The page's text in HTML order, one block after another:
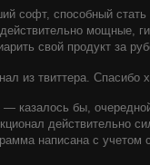
софт, способный
мощные,
свой продукт за
из твиттера. Спасибо
казалось бы,
действительно
написана с учетом